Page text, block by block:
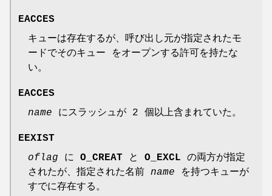
EACCES
キューは存在するが、呼び出し元が指定されたモ
ードでそのキュー をオープンする許可を持たな
い。
EACCES
name にスラッシュが 2 個以上含まれていた。
EEXIST
oflag に O_CREAT と O_EXCL の両方が指定
されたが、指定された名前 name を持つキューが
すでに存在する。